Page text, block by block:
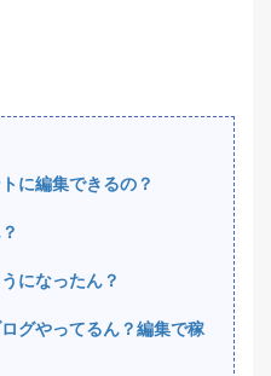
に編集できるの？
になったん？
グやってるん？編集で稼